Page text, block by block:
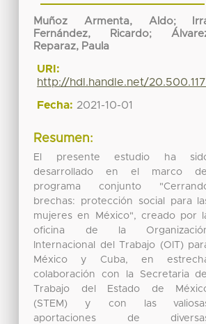
Muñoz Armenta, Aldo;
Fernández, Ricardo;
Reparaz, Paula
URI:
http://hdl.handle.net/
Fecha: 2021-10-01
Resumen:
El presente estudio ha
desarrollado en el marco del
programa conjunto
brechas: protección social para
mujeres en México", creado por
oficina de la
Internacional del Trabajo (OIT)
México y Cuba, en
colaboración con la Secretaria del
Trabajo del Estado de
(STEM) y con las
aportaciones de